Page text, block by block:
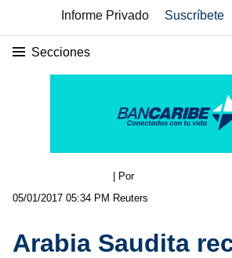
Informe Privado Suscríbete
Secciones
05/01/2017 05:34 PM
| Por
Reuters
Arabia Saudita